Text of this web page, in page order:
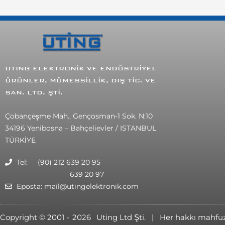
UTING ELEKTRONİK VE ENDÜSTRİYEL
ÜRÜNLER, MÜMESSİLLİK, DIŞ TİC. VE
SAN. LTD. ŞTİ.
Çobançeşme Mah., Gençosman-1 Sok. N:10
34196 Yenibosna – Bahçelievler / ISTANBUL
TÜRKİYE
Tel: (90) 212 639 20 95
639 20 97
Eposta: mail@utingelektronik.com
Copyright © 2001 - 2026 Uting Ltd Şti. | Her hakkı